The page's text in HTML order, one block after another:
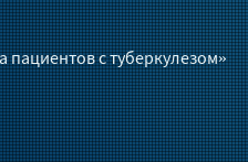
с туберкулезом»